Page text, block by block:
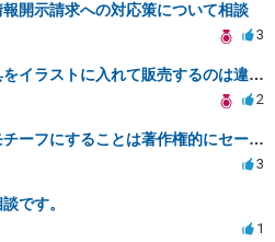
開示請求への対応策について相談
3
商標登録済の名作家具をイラストに入れて販売するのは違法でしょうか
2
ゲーム制作で昔話をモチーフにすることは著作権的にセーフかどうか
3
です。
1